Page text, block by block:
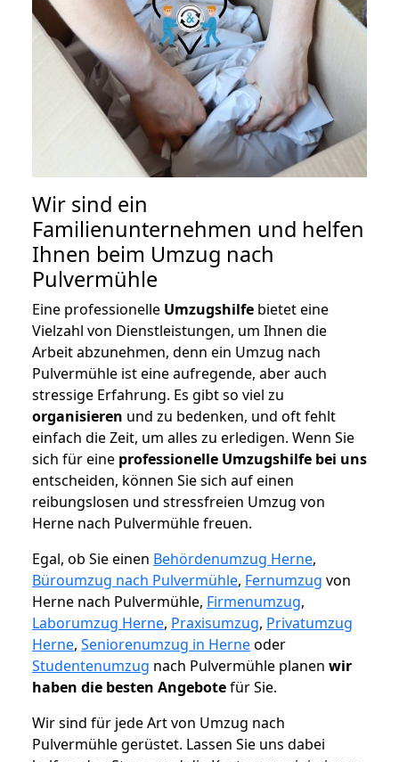
Wir sind ein
Familienunternehmen und helfen
Ihnen beim Umzug nach
Pulvermühle
Eine professionelle Umzugshilfe bietet eine
Vielzahl von Dienstleistungen, um Ihnen die
Arbeit abzunehmen, denn ein Umzug nach
Pulvermühle ist eine aufregende, aber auch
stressige Erfahrung. Es gibt so viel zu
organisieren und zu bedenken, und oft fehlt
einfach die Zeit, um alles zu erledigen. Wenn Sie
sich für eine professionelle Umzugshilfe bei uns
entscheiden, können Sie sich auf einen
reibungslosen und stressfreien Umzug von
Herne nach Pulvermühle freuen.
Egal, ob Sie einen Behördenumzug Herne,
Büroumzug nach Pulvermühle, Fernumzug von
Herne nach Pulvermühle, Firmenumzug,
Laborumzug Herne, Praxisumzug, Privatumzug
Herne, Seniorenumzug in Herneoder
Studentenumzug nach Pulvermühle planen wir
haben die besten Angebotefür Sie.
Wir sind für jede Art von Umzug nach
Pulvermühle gerüstet. Lassen Sie uns dabei